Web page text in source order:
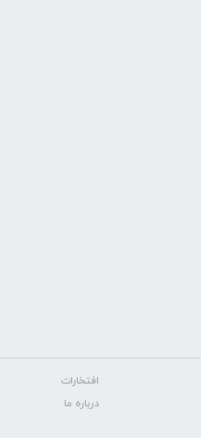
افتخارات
درباره ما